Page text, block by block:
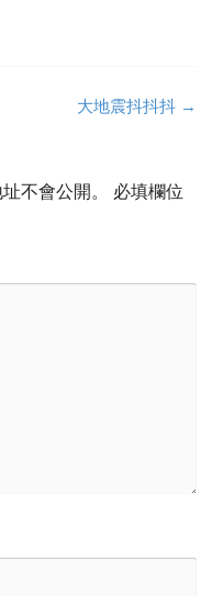
大地震抖抖抖 →
不會公開。
必填欄位